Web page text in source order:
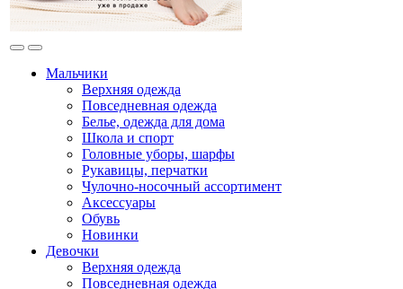
Мальчики
Верхняя одежда
Повседневная одежда
Белье, одежда для дома
Школа и спорт
Головные уборы, шарфы
Рукавицы, перчатки
Чулочно-носочный ассортимент
Аксессуары
Обувь
Новинки
Девочки
Верхняя одежда
Повседневная одежда